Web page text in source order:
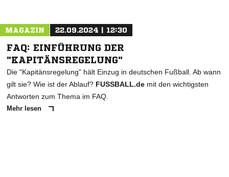
MAGAZIN 22.09.2024 | 12:30
FAQ: EINFÜHRUNG DER
"KAPITÄNSREGELUNG"
Die "Kapitänsregelung" hält Einzug in deutschen Fußball. Ab wann
gilt sie? Wie ist der Ablauf? FUSSBALL.de mit den wichtigsten
Antworten zum Thema im FAQ.
Mehr lesen